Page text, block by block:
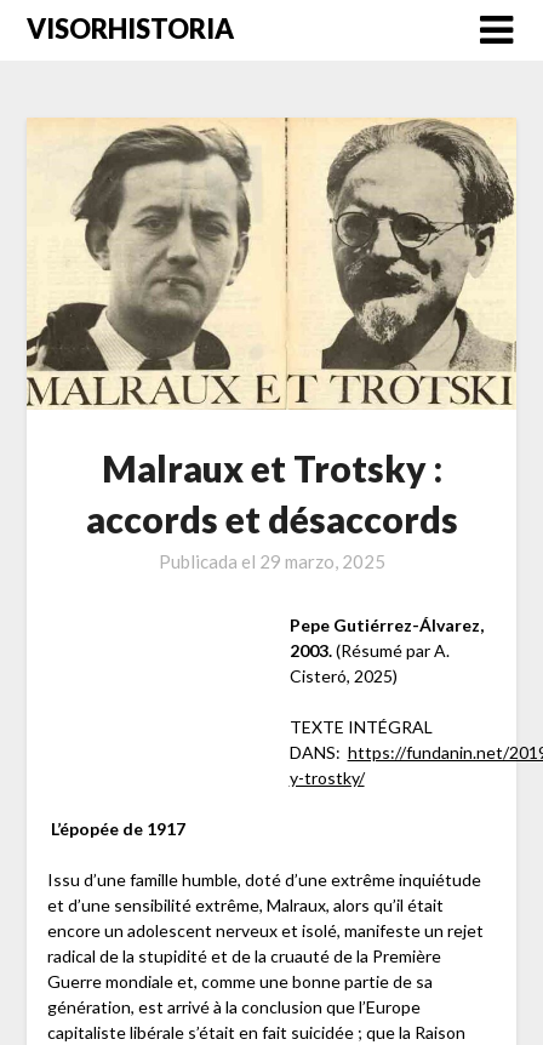
SaltarVISORHISTORIA
Malraux et Trotsky :
accords et désaccords
Publicada el 29 marzo, 2025
Pepe Gutiérrez-Álvarez,
2003.(Résumé par A.
Cisteró, 2025)
TEXTE INTÉGRAL
DANS: https://fundanin.net/
y-trostky/
L’épopée de 1917
Issu d’une famille humble, doté d’une extrême inquiétude
et d’une sensibilité extrême, Malraux, alors qu’il était
encore un adolescent nerveux et isolé, manifeste un rejet
radical de la stupidité et de la cruauté de la Première
Guerre mondiale et, comme une bonne partie de sa
génération, est arrivé à la conclusion que l’Europe
capitaliste libérale s’était en fait suicidée ; que la Raison